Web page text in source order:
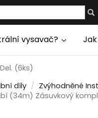
vysavač?
(6ks)
díly
Zvýhodněné
(34m) Zásuvkový